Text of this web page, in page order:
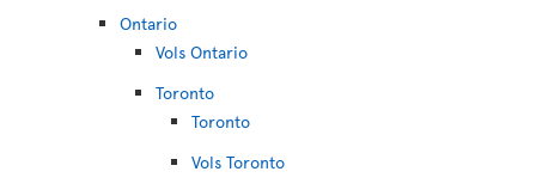
Ontario
Vols Ontario
Toronto
Toronto
Vols Toronto